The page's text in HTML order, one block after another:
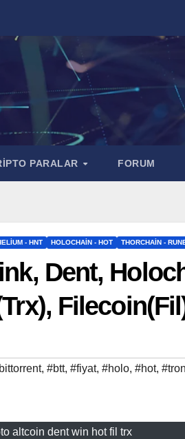
PARALAR FORUM
- HNT HOLOCHAIN - HOT THORCHAIN -
Dent,
, #btt, #fiyat, #holo, #hot, #tron
altcoin dent win hot fil trx